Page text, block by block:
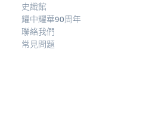
史識館
耀中耀華90周年
聯絡我們
常見問題